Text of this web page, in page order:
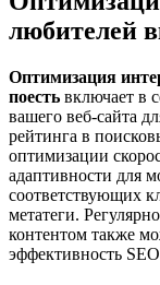
любителей
Оптимизация
поесть включает в
вашего веб-сайта
рейтинга в
оптимизации
адаптивности для
соответствующих
метатеги.
контентом также
эффективность